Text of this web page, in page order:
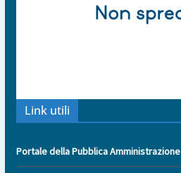
Link utili
Portale della Pubblica Amministrazione